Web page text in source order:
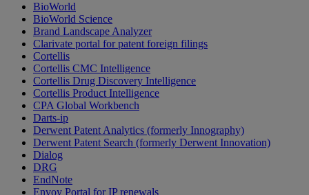
BioWorld
BioWorld Science
Brand Landscape Analyzer
Clarivate portal for patent foreign filings
Cortellis
Cortellis CMC Intelligence
Cortellis Drug Discovery Intelligence
Cortellis Product Intelligence
CPA Global Workbench
Darts-ip
Derwent Patent Analytics (formerly Innography)
Derwent Patent Search (formerly Derwent Innovation)
Dialog
DRG
EndNote
Envoy Portal for IP renewals